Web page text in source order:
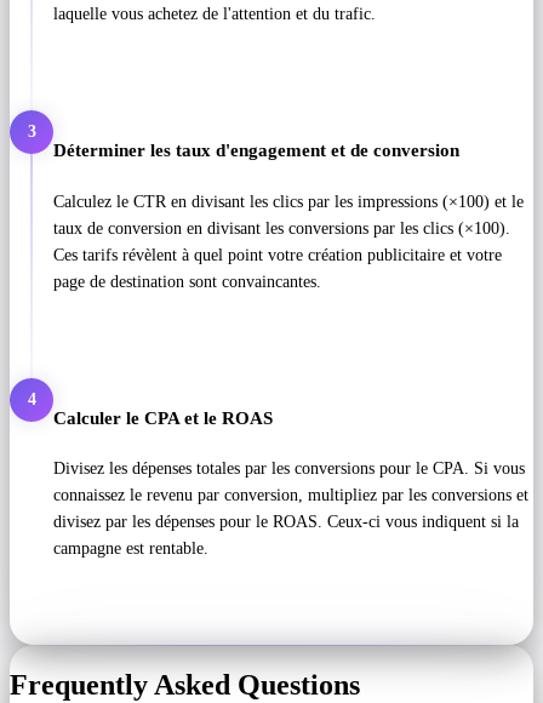
laquelle vous achetez de l'attention et du trafic.
3
Déterminer les taux d'engagement et de conversion
Calculez le CTR en divisant les clics par les impressions (×100) et le
taux de conversion en divisant les conversions par les clics (×100).
Ces tarifs révèlent à quel point votre création publicitaire et votre
page de destination sont convaincantes.
4
Calculer le CPA et le ROAS
Divisez les dépenses totales par les conversions pour le CPA. Si vous
connaissez le revenu par conversion, multipliez par les conversions et
divisez par les dépenses pour le ROAS. Ceux-ci vous indiquent si la
campagne est rentable.
Frequently Asked Questions